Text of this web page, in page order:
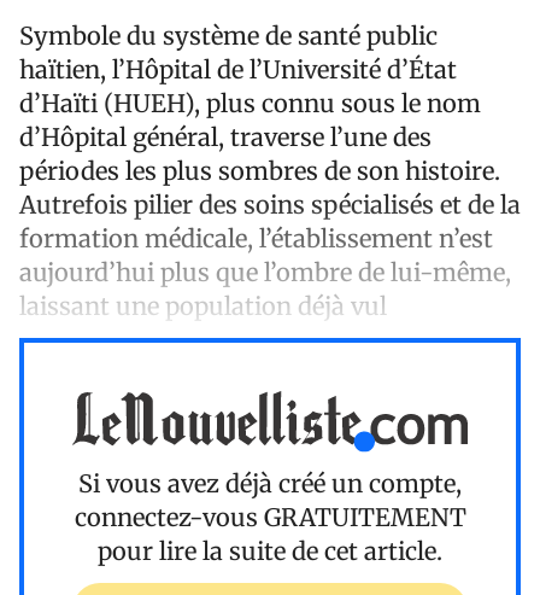
Symbole du système de santé public
haïtien, l’Hôpital de l’Université d’État
d’Haïti (HUEH), plus connu sous le nom
d’Hôpital général, traverse l’une des
périodes les plus sombres de son histoire.
Autrefois pilier des soins spécialisés et de la
formation médicale, l’établissement n’est
aujourd’hui plus que l’ombre de lui-même,
laissant une population déjà vul
Si vous avez déjà créé un compte,
connectez-vous GRATUITEMENT
pour lire la suite de cet article.